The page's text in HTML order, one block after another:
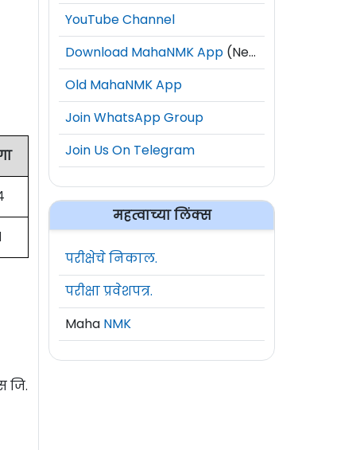
जि.
YouTube Channel
Download MahaNMK App (New)
Old MahaNMK App
Join WhatsApp Group
Join Us On Telegram
महत्वाच्या लिंक्स
परीक्षेचे निकाल.
परीक्षा प्रवेशपत्र.
Maha NMK